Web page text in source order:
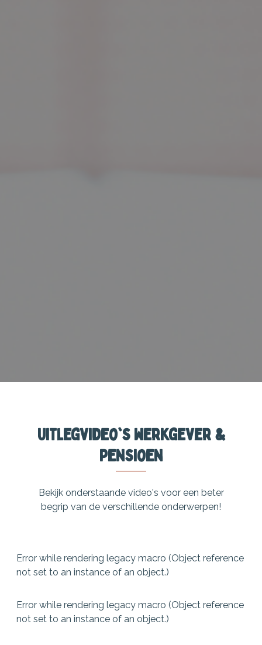
Uitlegvideo's werkgever &
pensioen
Bekijk onderstaande video's voor een beter
begrip van de verschillende onderwerpen!
Error while rendering legacy macro (Object reference
not set to an instance of an object.)
Error while rendering legacy macro (Object reference
not set to an instance of an object.)